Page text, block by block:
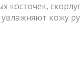
косточек,
кожу